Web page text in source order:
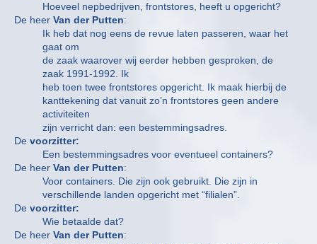
Hoeveel nepbedrijven, frontstores, heeft u opgericht?
De heer Van der Putten:
Ik heb dat nog eens de revue laten passeren, waar het
gaat om
de zaak waarover wij eerder hebben gesproken, de
zaak 1991-1992. Ik
heb toen twee frontstores opgericht. Ik maak hierbij de
kanttekening dat vanuit zo’n frontstores geen andere
activiteiten
zijn verricht dan: een bestemmingsadres.
De voorzitter:
Een bestemmingsadres voor eventueel containers?
De heer Van der Putten:
Voor containers. Die zijn ook gebruikt. Die zijn in
verschillende landen opgericht met “filialen”.
De voorzitter:
Wie betaalde dat?
De heer Van der Putten: